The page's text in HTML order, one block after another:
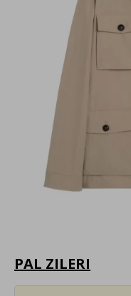
PAL ZILERI